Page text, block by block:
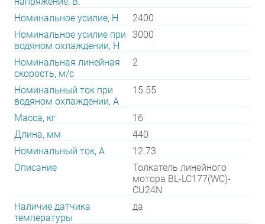
Номинальное усилие, Н
2400
Номинальное усилие при
водяном охлаждении, Н
3000
Номинальная линейная
скорость, м/с
2
Номинальный ток при
водяном охлаждении, А
15.55
Масса, кг
16
Длина, мм
440
Номинальный ток, А
12.73
Описание
Толкатель линейного
мотора BL-LC177(WC)-
CU24N
Наличие датчика
температуры
да